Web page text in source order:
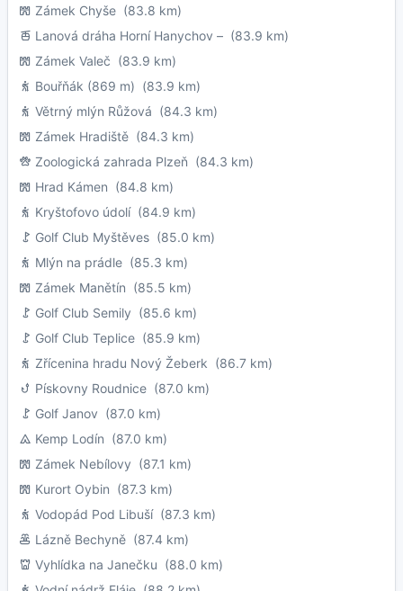
Zámek Chyše (83.8 km)
Lanová dráha Horní Hanychov – (83.9 km)
Zámek Valeč (83.9 km)
Bouřňák (869 m) (83.9 km)
Větrný mlýn Růžová (84.3 km)
Zámek Hradiště (84.3 km)
Zoologická zahrada Plzeň (84.3 km)
Hrad Kámen (84.8 km)
Kryštofovo údolí(84.9 km)
Golf Club Myštěves (85.0 km)
Mlýn na prádle (85.3 km)
Zámek Manětín (85.5 km)
Golf Club Semily (85.6 km)
Golf Club Teplice (85.9 km)
Zřícenina hradu Nový Žeberk (86.7 km)
Pískovny Roudnice (87.0 km)
Golf Janov (87.0 km)
Kemp Lodín (87.0 km)
Zámek Nebílovy (87.1 km)
Kurort Oybin (87.3 km)
Vodopád Pod Libuší(87.3 km)
Lázně Bechyně (87.4 km)
Vyhlídka na Janečku (88.0 km)